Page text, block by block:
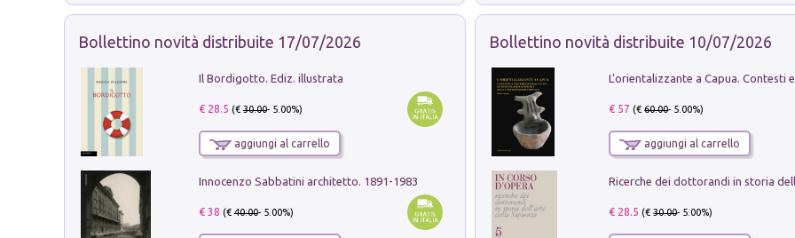
Bollettino novità distribuite 17/07/2026
Il Bordigotto. Ediz. illustrata
€ 28.5 (€30.00- 5.00%)
aggiungi al carrello
Innocenzo Sabbatini architetto. 1891-1983
€ 38 (€40.00- 5.00%)
Bollettino novità distribuite 10/07/2026
€ 57 (€60.00- 5.00%)
aggiungi al carrello
€ 28.5 (€30.00- 5.00%)